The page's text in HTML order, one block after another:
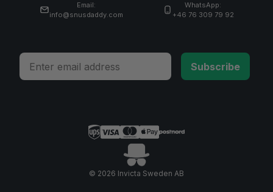
Email:
info@snusdaddy.com
WhatsApp:
+46 76 309 79 92
Email
Subscribe
© 2026 Invicta Sweden AB